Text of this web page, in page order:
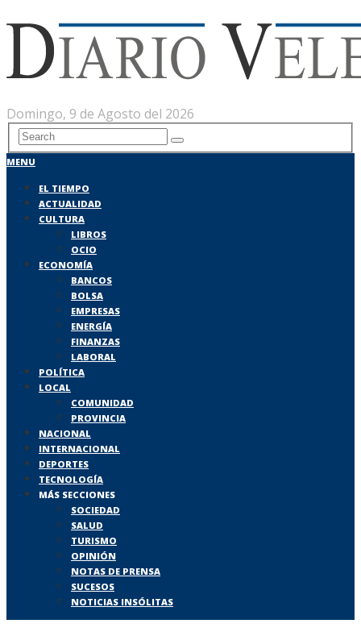
Domingo, 9 de Agosto del 2026
MENU
EL TIEMPO
ACTUALIDAD
CULTURA
LIBROS
OCIO
ECONOMÍA
BANCOS
BOLSA
EMPRESAS
ENERGÍA
FINANZAS
LABORAL
POLÍTICA
LOCAL
COMUNIDAD
PROVINCIA
NACIONAL
INTERNACIONAL
DEPORTES
TECNOLOGÍA
MÁS SECCIONES
SOCIEDAD
SALUD
TURISMO
OPINIÓN
NOTAS DE PRENSA
SUCESOS
NOTICIAS INSÓLITAS